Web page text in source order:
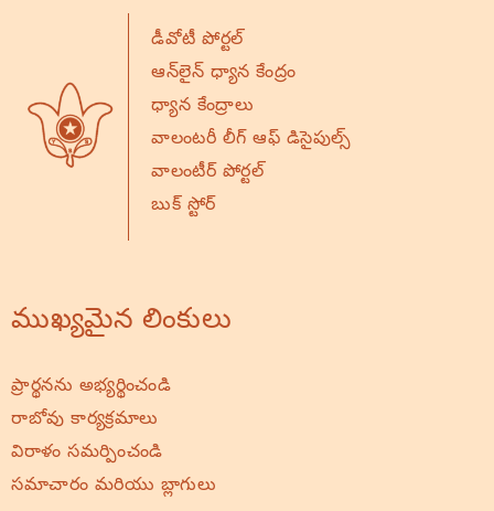
డీవోటీ పోర్టల్
ఆన్‌లైన్ ధ్యాన కేంద్రం
ధ్యాన కేంద్రాలు
వాలంటరీ లీగ్ ఆఫ్ డిసైపుల్స్
వాలంటీర్ పోర్టల్
బుక్ స్టోర్
ముఖ్యమైన లింకులు
ప్రార్థనను అభ్యర్థించండి
రాబోవు కార్యక్రమాలు
విరాళం సమర్పించండి
సమాచారం మరియు బ్లాగులు